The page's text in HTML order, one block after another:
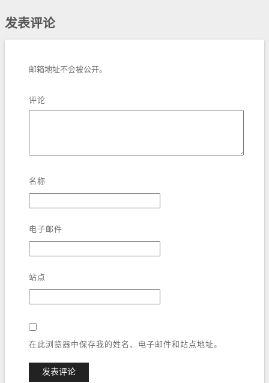
发表评论
邮箱地址不会被公开。
评论
名称
电子邮件
站点
在此浏览器中保存我的姓名、电子邮件和站点地址。